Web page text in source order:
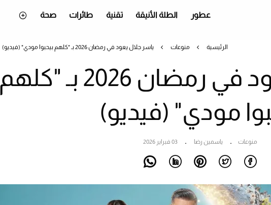
عطور الطلة الأنيقة تقنية طائرات صحة
الرئيسية منوعات ياسر جلال يعود في رمضان 2026 بـ "كلهم بيحبوا مودي" (فيديو)
ياسر جلال يعود في رمضان 2026 بـ "كلهم
مودي" (فيديو)
منوعات ياسمين رضا 03 فبراير 2026